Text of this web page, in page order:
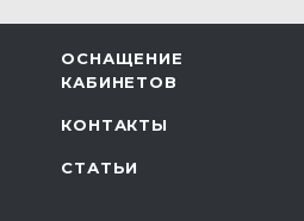
ОСНАЩЕНИЕ
КАБИНЕТОВ
КОНТАКТЫ
СТАТЬИ